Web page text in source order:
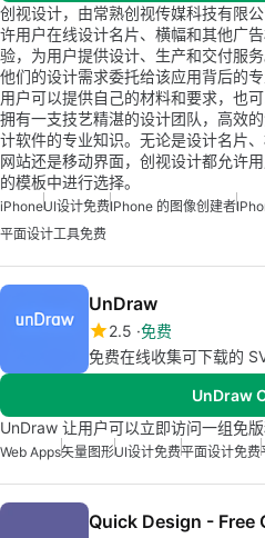
创视设计，由常熟创视传媒科技有限
许用户在线设计名片、横幅和其他广
验，为用户提供设计、生产和交付服
他们的设计需求委托给该应用背后的
用户可以提供自己的材料和要求，也
拥有一支技艺精湛的设计团队，高效
计软件的专业知识。无论是设计名片
网站还是移动界面，创视设计都允许
的模板中进行选择。
iPhoneUI设计免费IPhone 的图像创建者
平面设计工具免费
UnDraw
2.5 免费
免费在线收集可下载的
UnDraw
UnDraw 让用户可以立即访问一组免版
Web Apps矢量图形UI设计免费平面设计免费
Quick Design - Free